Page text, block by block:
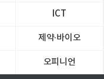
ICT
제약∙바이오
오피니언